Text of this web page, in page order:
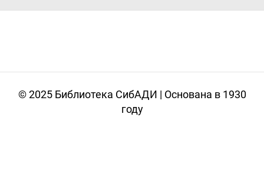
© 2025 Библиотека СибАДИ | Основана в 1930
году